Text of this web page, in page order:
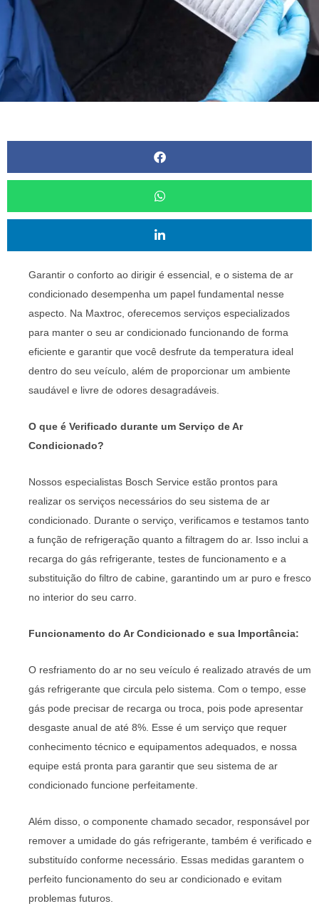
Garantir o conforto ao dirigir é essencial, e o sistema de ar
condicionado desempenha um papel fundamental nesse
aspecto. Na Maxtroc, oferecemos serviços especializados
para manter o seu ar condicionado funcionando de forma
eficiente e garantir que você desfrute da temperatura ideal
dentro do seu veículo, além de proporcionar um ambiente
saudável e livre de odores desagradáveis.
O que é Verificado durante um Serviço de Ar
Condicionado?
Nossos especialistas Bosch Service estão prontos para
realizar os serviços necessários do seu sistema de ar
condicionado. Durante o serviço, verificamos e testamos tanto
a função de refrigeração quanto a filtragem do ar. Isso inclui a
recarga do gás refrigerante, testes de funcionamento e a
substituição do filtro de cabine, garantindo um ar puro e fresco
no interior do seu carro.
Funcionamento do Ar Condicionado e sua Importância:
O resfriamento do ar no seu veículo é realizado através de um
gás refrigerante que circula pelo sistema. Com o tempo, esse
gás pode precisar de recarga ou troca, pois pode apresentar
desgaste anual de até 8%. Esse é um serviço que requer
conhecimento técnico e equipamentos adequados, e nossa
equipe está pronta para garantir que seu sistema de ar
condicionado funcione perfeitamente.
Além disso, o componente chamado secador, responsável por
remover a umidade do gás refrigerante, também é verificado e
substituído conforme necessário. Essas medidas garantem o
perfeito funcionamento do seu ar condicionado e evitam
problemas futuros.